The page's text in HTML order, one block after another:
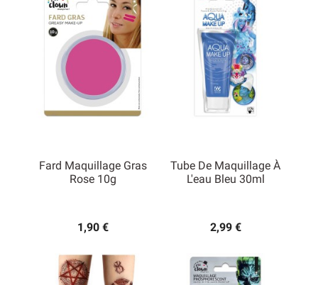
Fard Maquillage Gras
Rose 10g
1,90 €
Tube De Maquillage À
L'eau Bleu 30ml
2,99 €